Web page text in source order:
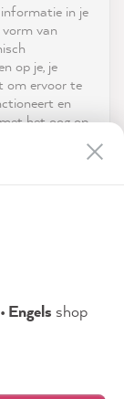
in je
van
op je, je
om ervoor te
en
het oog op
in de
Engels shop